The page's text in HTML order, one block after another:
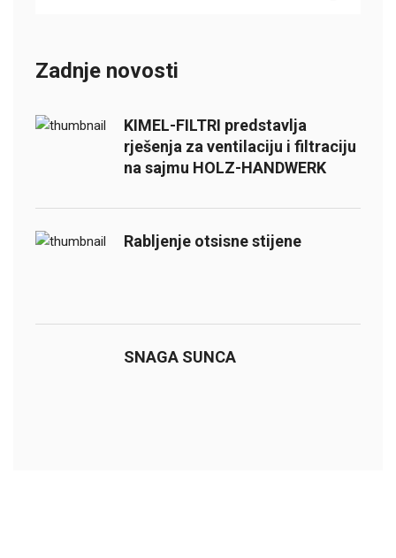
Zadnje novosti
KIMEL-FILTRI predstavlja
rješenja za ventilaciju i filtraciju
na sajmu HOLZ-HANDWERK
Rabljenje otsisne stijene
SNAGA SUNCA